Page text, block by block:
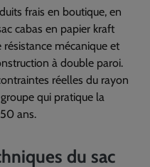
frais en boutique, en
cabas en papier kraft
mécanique et
à double paroi.
réelles du rayon
qui pratique la
ans.
du sac